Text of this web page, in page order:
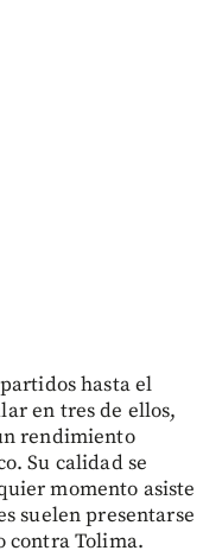
hasta el
en tres de ellos,
rendimiento
Su calidad se
momento asiste
suelen presentarse
contra Tolima.